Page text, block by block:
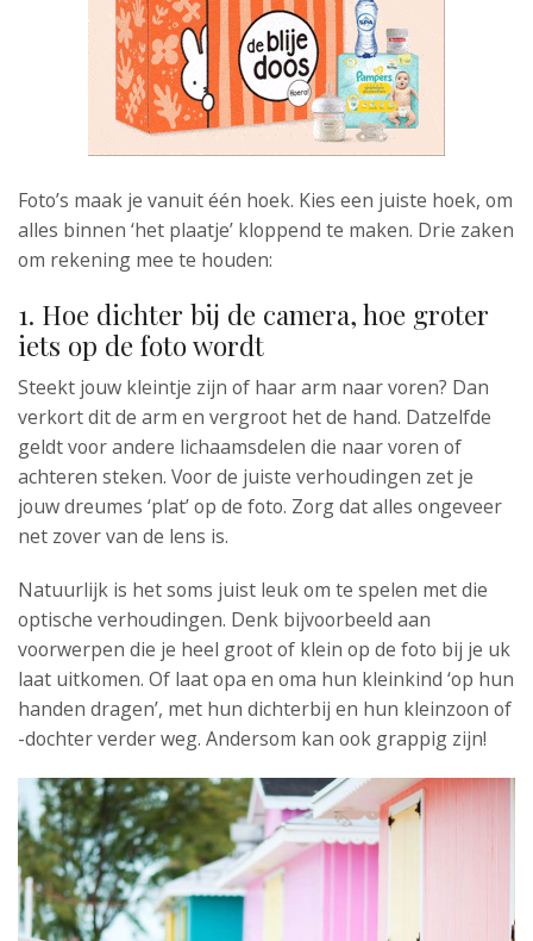
Foto’s maak je vanuit één hoek. Kies een juiste hoek, om
alles binnen ‘het plaatje’ kloppend te maken. Drie zaken
om rekening mee te houden:
1. Hoe dichter bij de camera, hoe groter
iets op de foto wordt
Steekt jouw kleintje zijn of haar arm naar voren? Dan
verkort dit de arm en vergroot het de hand. Datzelfde
geldt voor andere lichaamsdelen die naar voren of
achteren steken. Voor de juiste verhoudingen zet je
jouw dreumes ‘plat’ op de foto. Zorg dat alles ongeveer
net zover van de lens is.
Natuurlijk is het soms juist leuk om te spelen met die
optische verhoudingen. Denk bijvoorbeeld aan
voorwerpen die je heel groot of klein op de foto bij je uk
laat uitkomen. Of laat opa en oma hun kleinkind ‘op hun
handen dragen’, met hun dichterbij en hun kleinzoon of
-dochter verder weg. Andersom kan ook grappig zijn!